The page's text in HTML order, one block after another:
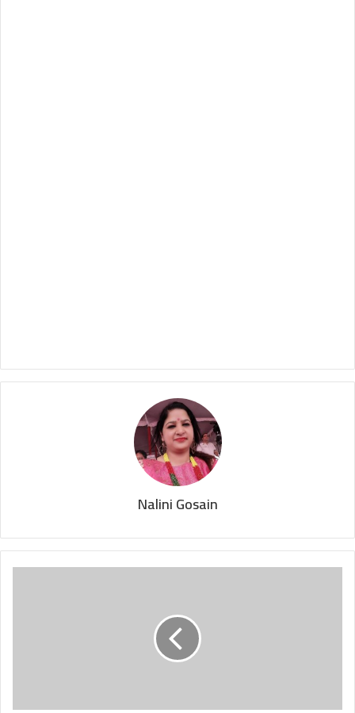
Nalini Gosain